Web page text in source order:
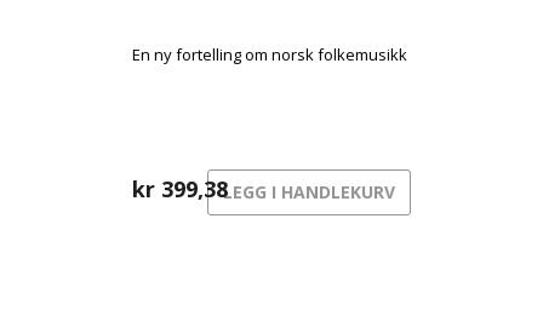
En ny fortelling om norsk folkemusikk
kr 399,38LEGG I HANDLEKURV